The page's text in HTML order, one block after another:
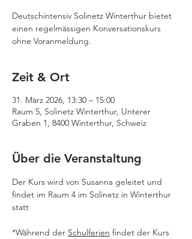
Deutschintensiv Solinetz Winterthur bietet
einen regelmässigen Konversationskurs
ohne Voranmeldung.
Zeit & Ort
31. März 2026, 13:30 – 15:00
Raum 5, Solinetz Winterthur, Unterer
Graben 1, 8400 Winterthur, Schweiz
Über die Veranstaltung
Der Kurs wird von Susanna geleitet und
findet im Raum 4 im Solinetz in Winterthur
statt
*Während der Schulferien findet der Kurs